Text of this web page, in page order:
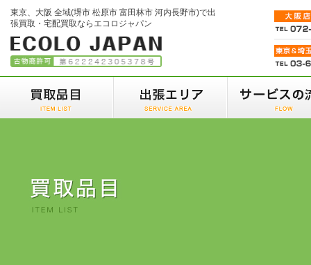
東京、大阪 全域(堺市 松原市 富田林市 河内長野市)で出
張買取・宅配買取ならエコロジャパン